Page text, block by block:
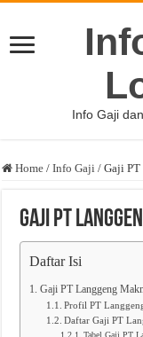
Info Gaji
Home / Info Gaji / Gaji
Gaji PT
Daftar Isi
Gaji PT Langgeng
Profil PT
Daftar Gaji PT
Tabel Gaji PT